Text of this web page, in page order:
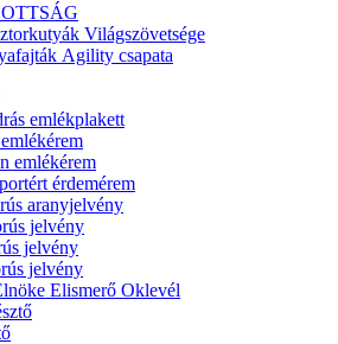
Világszövetsége
Agility csapata
emlékplakett
emlékérem
érdemérem
aranyjelvény
jelvény
jelvény
jelvény
Elismerő Oklevél